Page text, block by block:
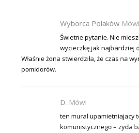
Wyborca Polaków Mówi
Świetne pytanie. Nie
wycieczkę jak najbardziej
Właśnie żona stwierdziła, że czas na
pomidorów.
D. Mówi
ten mural upamietniajacy
komunistycznego – zyda